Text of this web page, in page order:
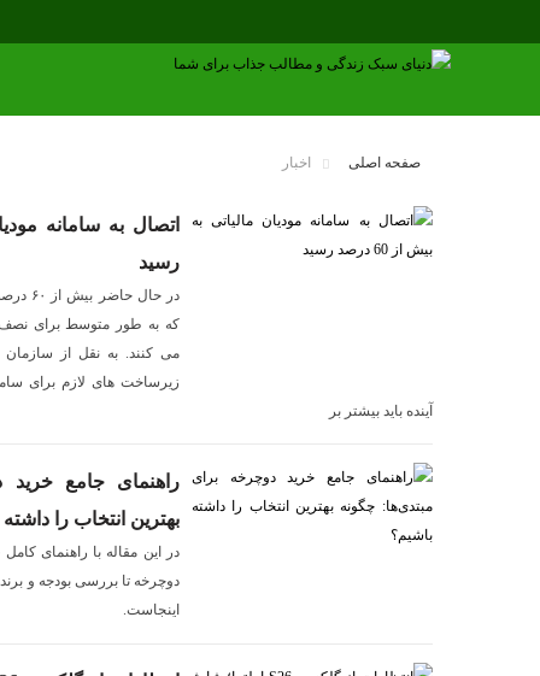
صفحه اصلی اخبار
رسید
در
که به طور متوسط برای نصف
می کنند. به نقل از سازمان
زیرساخت های لازم برای
آینده باید بیشتر بر
راهنمای جامع خرید
بهترین انتخاب را
در این مقاله با راهنمای
دوچرخه تا بررسی بودجه و
اینجاست.